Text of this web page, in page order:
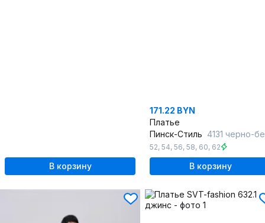
В корзину
171.22 BYN
Платье
Пинск-Стиль 4131 черно-белый
52, 54, 56, 58, 60, 62
В корзину